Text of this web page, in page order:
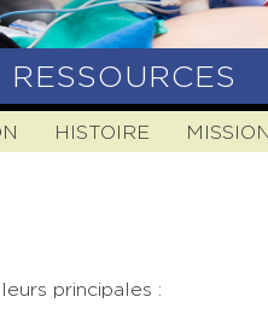
HISTOIRE MISSION
RESSOURCES
principales :